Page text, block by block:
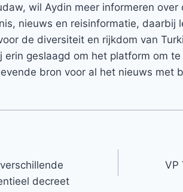
wil Aydin meer informeren over
nieuws en reisinformatie, daarbij
de diversiteit en rijkdom van
erin geslaagd om het platform om
bron voor al het nieuws met
decreet
VP